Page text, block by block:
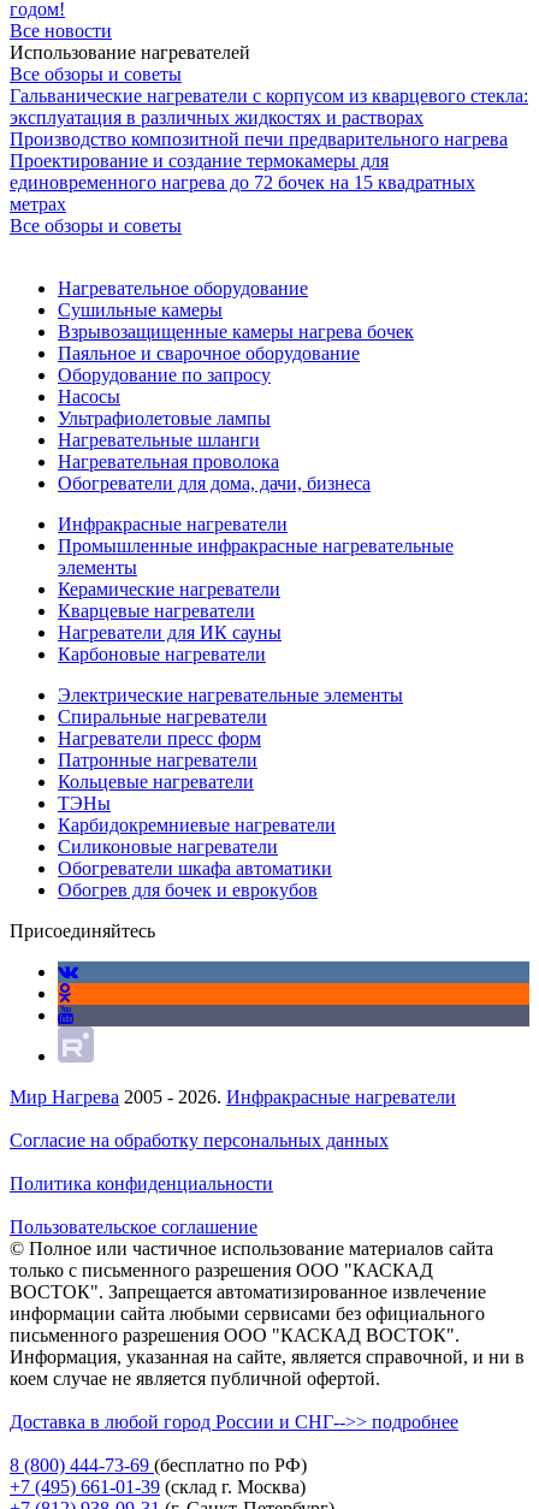
годом!
Все новости
Использование нагревателей
Все обзоры и советы
Гальванические нагреватели с корпусом из кварцевого стекла:
эксплуатация в различных жидкостях и растворах
Производство композитной печи предварительного нагрева
Проектирование и создание термокамеры для
единовременного нагрева до 72 бочек на 15 квадратных
метрах
Все обзоры и советы
Нагревательное оборудование
Сушильные камеры
Взрывозащищенные камеры нагрева бочек
Паяльное и сварочное оборудование
Оборудование по запросу
Насосы
Ультрафиолетовые лампы
Нагревательные шланги
Нагревательная проволока
Обогреватели для дома, дачи, бизнеса
Инфракрасные нагреватели
Промышленные инфракрасные нагревательные
элементы
Керамические нагреватели
Кварцевые нагреватели
Нагреватели для ИК сауны
Карбоновые нагреватели
Электрические нагревательные элементы
Спиральные нагреватели
Нагреватели пресс форм
Патронные нагреватели
Кольцевые нагреватели
ТЭНы
Карбидокремниевые нагреватели
Силиконовые нагреватели
Обогреватели шкафа автоматики
Обогрев для бочек и еврокубов
Присоединяйтесь
Мир Нагрева 2005 - 2026. Инфракрасные нагреватели
Согласие на обработку персональных данных
Политика конфиденциальности
Пользовательское соглашение
© Полное или частичное использование материалов сайта
только с письменного разрешения ООО "КАСКАД
ВОСТОК". Запрещается автоматизированное извлечение
информации сайта любыми сервисами без официального
письменного разрешения ООО "КАСКАД ВОСТОК".
Информация, указанная на сайте, является справочной, и ни в
коем случае не является публичной офертой.
Доставка в любой город России и СНГ-->> подробнее
8 (800) 444-73-69 (бесплатно по РФ)
+7 (495) 661-01-39 (склад г. Москва)